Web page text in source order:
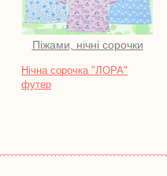
Комплекти для малюків
Комплект "КВІТОЧКА"
рвана махра